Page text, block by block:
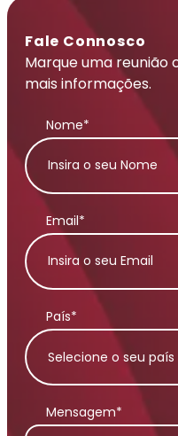
Fale Connosco
Marque uma reunião
mais informações.
Nome*
Email*
País*
Mensagem*